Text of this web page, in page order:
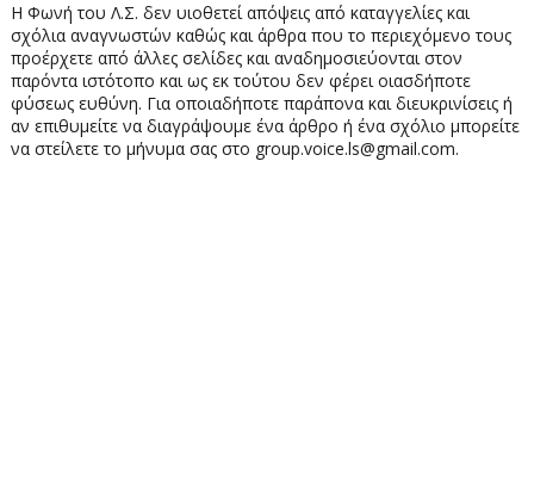
Η Φωνή του Λ.Σ. δεν υιοθετεί απόψεις από καταγγελίες και
σχόλια αναγνωστών καθώς και άρθρα που το περιεχόμενο τους
προέρχετε από άλλες σελίδες και αναδημοσιεύονται στον
παρόντα ιστότοπο και ως εκ τούτου δεν φέρει οιασδήποτε
φύσεως ευθύνη. Για οποιαδήποτε παράπονα και διευκρινίσεις ή
αν επιθυμείτε να διαγράψουμε ένα άρθρο ή ένα σχόλιο μπορείτε
να στείλετε το μήνυμα σας στο group.voice.ls@gmail.com.